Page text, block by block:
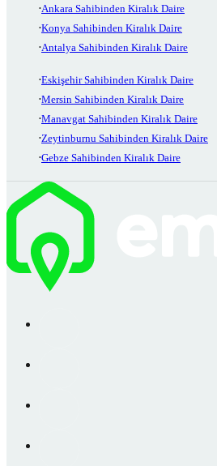
Ankara Sahibinden Kiralık Daire
Konya Sahibinden Kiralık Daire
Antalya Sahibinden Kiralık Daire
Eskişehir Sahibinden Kiralık Daire
Mersin Sahibinden Kiralık Daire
Manavgat Sahibinden Kiralık Daire
Zeytinburnu Sahibinden Kiralık Daire
Gebze Sahibinden Kiralık Daire